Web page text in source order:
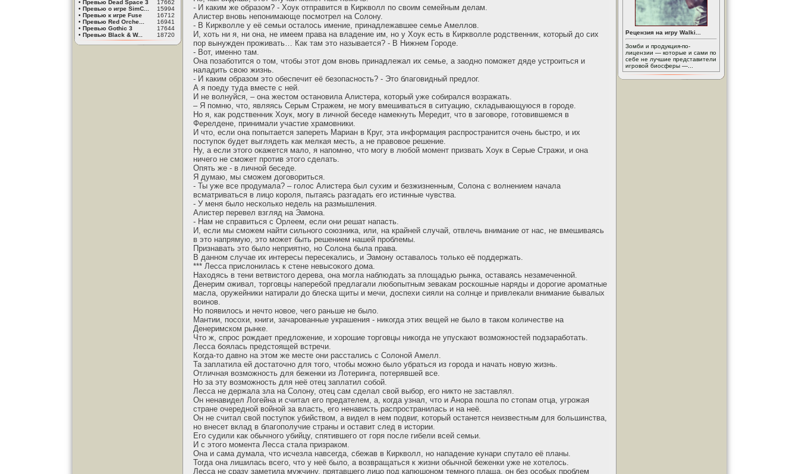
• Превью Dead Space 3
17662
• Превью о игре SimC...
15994
• Превью к игре Fuse
16712
• Превью Red Orche...
16941
• Превью Gothic 3
17644
• Превью Black & W... 18720
- И каким же образом? - Хоук отправится в Киркволл по своим семейным делам.
Алистер вновь непонимающе посмотрел на Солону.
- В Киркволле у её семьи осталось имение, принадлежавшее семье Амеллов.
И, хоть ни я, ни она, не имеем права на владение им, но у Хоук есть в Киркволле родственник, который до сих
пор вынужден проживать… Как там это называется? - В Нижнем Городе.
- Вот, именно там.
Она позаботится о том, чтобы этот дом вновь принадлежал их семье, а заодно поможет дяде устроиться и
наладить свою жизнь.
- И каким образом это обеспечит её безопасность? - Это благовидный предлог.
А я поеду туда вместе с ней.
И не волнуйся, – она жестом остановила Алистера, который уже собирался возражать.
– Я помню, что, являясь Серым Стражем, не могу вмешиваться в ситуацию, складывающуюся в городе.
Но я, как родственник Хоук, могу в личной беседе намекнуть Мередит, что в заговоре, готовившемся в
Ферелдене, принимали участие храмовники.
И что, если она попытается запереть Мариан в Круг, эта информация распространится очень быстро, и их
поступок будет выглядеть как мелкая месть, а не правовое решение.
Ну, а если этого окажется мало, я напомню, что могу в любой момент призвать Хоук в Серые Стражи, и она
ничего не сможет против этого сделать.
Опять же - в личной беседе.
Я думаю, мы сможем договориться.
- Ты уже все продумала? – голос Алистера был сухим и безжизненным, Солона с волнением начала
всматриваться в лицо короля, пытаясь разгадать его истинные чувства.
- У меня было несколько недель на размышления.
Алистер перевел взгляд на Эамона.
- Нам не справиться с Орлеем, если они решат напасть.
И, если мы сможем найти сильного союзника, или, на крайней случай, отвлечь внимание от нас, не вмешиваясь
в это напрямую, это может быть решением нашей проблемы.
Признавать это было неприятно, но Солона была права.
В данном случае их интересы пересекались, и Эамону оставалось только её поддержать.
*** Лесса прислонилась к стене невысокого дома.
Находясь в тени ветвистого дерева, она могла наблюдать за площадью рынка, оставаясь незамеченной.
Денерим оживал, торговцы наперебой предлагали любопытным зевакам роскошные наряды и дорогие ароматные
масла, оружейники натирали до блеска щиты и мечи, доспехи сияли на солнце и привлекали внимание бывалых
воинов.
Но появилось и нечто новое, чего раньше не было.
Мантии, посохи, книги, зачарованные украшения - никогда этих вещей не было в таком количестве на
Денеримском рынке.
Что ж, спрос рождает предложение, и хорошие торговцы никогда не упускают возможностей подзаработать.
Лесса боялась предстоящей встречи.
Когда-то давно на этом же месте они расстались с Солоной Амелл.
Та заплатила ей достаточно для того, чтобы можно было убраться из города и начать новую жизнь.
Отличная возможность для беженки из Лотеринга, потерявшей все.
Но за эту возможность для неё отец заплатил собой.
Лесса не держала зла на Солону, отец сам сделал свой выбор, его никто не заставлял.
Он ненавидел Логейна и считал его предателем, а, когда узнал, что и Анора пошла по стопам отца, угрожая
стране очередной войной за власть, его ненависть распространилась и на неё.
Он не считал свой поступок убийством, а видел в нем подвиг, который останется неизвестным для большинства,
но внесет вклад в благополучие страны и оставит след в истории.
Его судили как обычного убийцу, спятившего от горя после гибели всей семьи.
И с этого момента Лесса стала призраком.
Она и сама думала, что исчезла навсегда, сбежав в Киркволл, но нападение кунари спутало её планы.
Тогда она лишилась всего, что у неё было, а возвращаться к жизни обычной беженки уже не хотелось.
Лесса не сразу заметила мужчину, прятавшего лицо под капюшоном темного плаща, он без особых проблем
Рецензия на игру Walki...
Зомби и продукция-по-
лицензии — которые и сами по
себе не лучшие представители
игровой биосферы —...